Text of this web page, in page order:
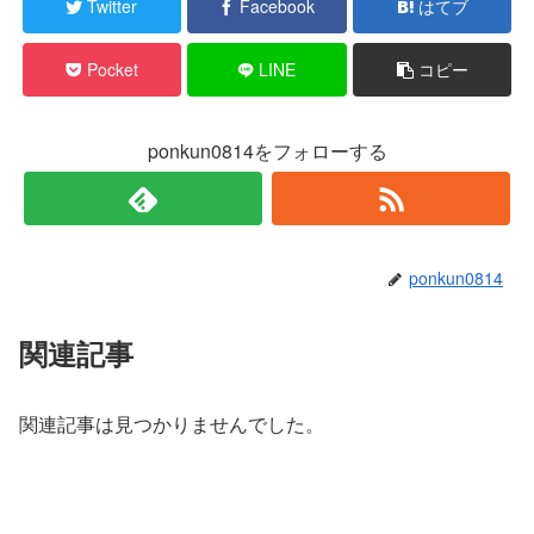
Twitter Facebook はてブ
Pocket LINE コピー
ponkun0814をフォローする
ponkun0814
関連記事
関連記事は見つかりませんでした。